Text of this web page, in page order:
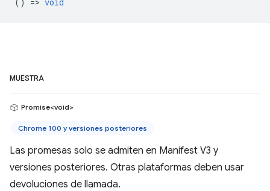
MUESTRA
Promise<void>
Chrome 100 y versiones posteriores
Las promesas solo se admiten en Manifest V3 y
versiones posteriores. Otras plataformas deben usar
devoluciones de llamada.